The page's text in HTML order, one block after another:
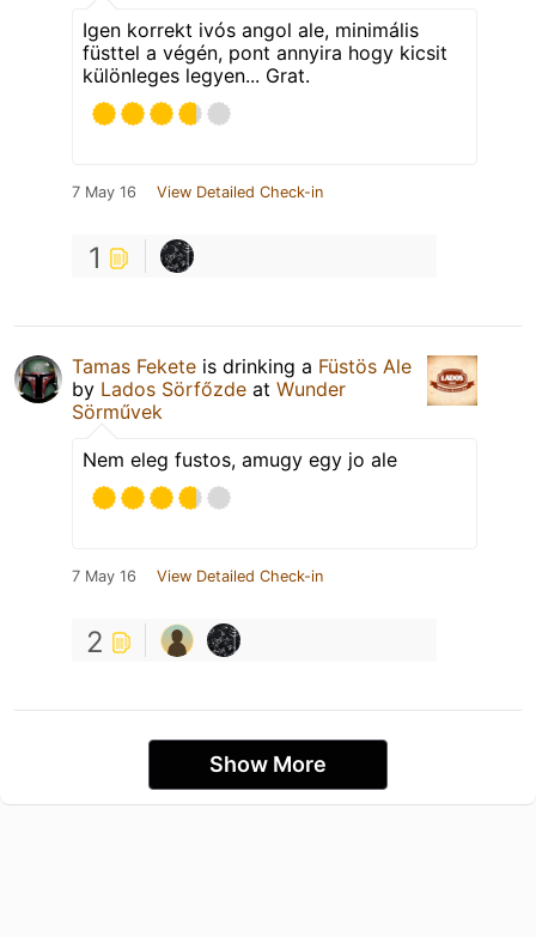
Igen korrekt ivós angol ale, minimális
füsttel a végén, pont annyira hogy kicsit
különleges legyen... Grat.
7 May 16 View Detailed Check-in
1
Tamas Fekete is drinking a Füstös Ale
by Lados Sörfőzde at Wunder
Sörművek
Nem eleg fustos, amugy egy jo ale
7 May 16 View Detailed Check-in
2
Show More